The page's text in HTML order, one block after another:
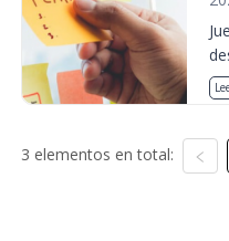
3 elementos en total: